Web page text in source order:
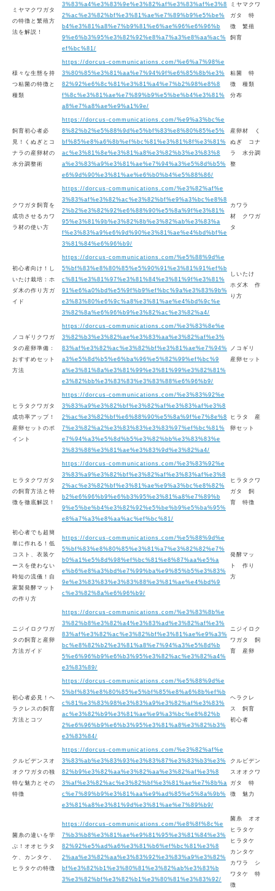
ミヤマクワガタ
の特徴と繁殖方
法を解説！
3%83%a4%e3%83%9e%e3%82%af%e3%83%af%e3%8
2%ac%e3%82%bf%e3%81%ae%e7%89%b9%e5%be%
b4%e3%81%a8%e7%b9%81%e6%ae%96%e6%96%b
9%e6%b3%95%e3%82%92%e8%a7%a3%e8%aa%ac%
ef%bc%81/
ミヤマクワ
ガタ 特
徴 繁殖
飼育
様々な生態を持
つ粘菌の特徴と
種類
https://dorcus-communications.com/%e6%a7%98%e
3%80%85%e3%81%aa%e7%94%9f%e6%85%8b%e3%
82%92%e6%8c%81%e3%81%a4%e7%b2%98%e8%8
f%8c%e3%81%ae%e7%89%b9%e5%be%b4%e3%81%
a8%e7%a8%ae%e9%a1%9e/
粘菌 特
徴 種類
分布
飼育初心者必
見！くぬぎとコ
ナラの産卵材の
水分調整術
https://dorcus-communications.com/%e9%a3%bc%e
8%82%b2%e5%88%9d%e5%bf%83%e8%80%85%e5%
bf%85%e8%a6%8b%ef%bc%81%e3%81%8f%e3%81%
ac%e3%81%8e%e3%81%a8%e3%82%b3%e3%83%8
a%e3%83%a9%e3%81%ae%e7%94%a3%e5%8d%b5%
e6%9d%90%e3%81%ae%e6%b0%b4%e5%88%86/
産卵材 く
ぬぎ コナ
ラ 水分調
整
クワガタ飼育を
成功させるカワ
ラ材の使い方
https://dorcus-communications.com/%e3%82%af%e
3%83%af%e3%82%ac%e3%82%bf%e9%a3%bc%e8%8
2%b2%e3%82%92%e6%88%90%e5%8a%9f%e3%81%
95%e3%81%9b%e3%82%8b%e3%82%ab%e3%83%a
f%e3%83%a9%e6%9d%90%e3%81%ae%e4%bd%bf%e
3%81%84%e6%96%b9/
カワラ
材 クワガ
タ
初心者向け！し
いたけ栽培：ホ
ダ木の作り方ガ
イド
https://dorcus-communications.com/%e5%88%9d%e
5%bf%83%e8%80%85%e5%90%91%e3%81%91%ef%b
c%81%e3%81%97%e3%81%84%e3%81%9f%e3%81%
91%e6%a0%bd%e5%9f%b9%ef%bc%9a%e3%83%9b%
e3%83%80%e6%9c%a8%e3%81%ae%e4%bd%9c%e
3%82%8a%e6%96%b9%e3%82%ac%e3%82%a4/
しいたけ
ホダ木 作
り方
ノコギリクワガ
タの産卵準備：
おすすめセット
方法
https://dorcus-communications.com/%e3%83%8e%e
3%82%b3%e3%82%ae%e3%83%aa%e3%82%af%e3%
83%af%e3%82%ac%e3%82%bf%e3%81%ae%e7%94%
a3%e5%8d%b5%e6%ba%96%e5%82%99%ef%bc%9
a%e3%81%8a%e3%81%99%e3%81%99%e3%82%81%
e3%82%bb%e3%83%83%e3%83%88%e6%96%b9/
ノコギリ
産卵セット
ヒラタクワガタ
成功率アップ！
産卵セットのポ
イント
https://dorcus-communications.com/%e3%83%92%e
3%83%a9%e3%82%bf%e3%82%af%e3%83%af%e3%8
2%ac%e3%82%bf%e6%88%90%e5%8a%9f%e7%8e%8
7%e3%82%a2%e3%83%83%e3%83%97%ef%bc%81%
e7%94%a3%e5%8d%b5%e3%82%bb%e3%83%83%e
3%83%88%e3%81%ae%e3%83%9d%e3%82%a4/
ヒラタ 産
卵セット
ヒラタクワガタ
の飼育方法と特
徴を徹底解説！
https://dorcus-communications.com/%e3%83%92%e
3%83%a9%e3%82%bf%e3%82%af%e3%83%af%e3%8
2%ac%e3%82%bf%e3%81%ae%e9%a3%bc%e8%82%
b2%e6%96%b9%e6%b3%95%e3%81%a8%e7%89%b
9%e5%be%b4%e3%82%92%e5%be%b9%e5%ba%95%
e8%a7%a3%e8%aa%ac%ef%bc%81/
ヒラタクワ
ガタ 飼
育 特徴
初心者でも超簡
単に作れる！低
コスト、衣装ケ
ースを使わない
時短の流儀！自
家製発酵マット
の作り方
https://dorcus-communications.com/%e5%88%9d%e
5%bf%83%e8%80%85%e3%81%a7%e3%82%82%e7%
b0%a1%e5%8d%98%ef%bc%81%e8%87%aa%e5%a
e%b6%e8%a3%bd%e7%99%ba%e9%85%b5%e3%83%
9e%e3%83%83%e3%83%88%e3%81%ae%e4%bd%9
c%e3%82%8a%e6%96%b9/
発酵マッ
ト 作り
方
ニジイロクワガ
タの飼育と産卵
方法ガイド
https://dorcus-communications.com/%e3%83%8b%e
3%82%b8%e3%82%a4%e3%83%ad%e3%82%af%e3%
83%af%e3%82%ac%e3%82%bf%e3%81%ae%e9%a3%
bc%e8%82%b2%e3%81%a8%e7%94%a3%e5%8d%b
5%e6%96%b9%e6%b3%95%e3%82%ac%e3%82%a4%
e3%83%89/
ニジイロク
ワガタ 飼
育 産卵
初心者必見！ヘ
ラクレスの飼育
方法とコツ
https://dorcus-communications.com/%e5%88%9d%e
5%bf%83%e8%80%85%e5%bf%85%e8%a6%8b%ef%b
c%81%e3%83%98%e3%83%a9%e3%82%af%e3%83%
ac%e3%82%b9%e3%81%ae%e9%a3%bc%e8%82%b
2%e6%96%b9%e6%b3%95%e3%81%a8%e3%82%b3%
e3%83%84/
ヘラクレ
ス 飼育
初心者
クルビデンスオ
オクワガタの独
特な魅力とその
特徴
https://dorcus-communications.com/%e3%82%af%e
3%83%ab%e3%83%93%e3%83%87%e3%83%b3%e3%
82%b9%e3%82%aa%e3%82%aa%e3%82%af%e3%8
3%af%e3%82%ac%e3%82%bf%e3%81%ae%e7%8b%a
c%e7%89%b9%e3%81%aa%e9%ad%85%e5%8a%9b%
e3%81%a8%e3%81%9d%e3%81%ae%e7%89%b9/
クルビデン
スオオクワ
ガタ 特
徴 魅力
菌糸の違いを学
ぶ！オオヒラタ
ケ、カンタケ、
ヒラタケの特徴
https://dorcus-communications.com/%e8%8f%8c%e
7%b3%b8%e3%81%ae%e9%81%95%e3%81%84%e3%
82%92%e5%ad%a6%e3%81%b6%ef%bc%81%e3%8
2%aa%e3%82%aa%e3%83%92%e3%83%a9%e3%82%
bf%e3%82%b1%e3%80%81%e3%82%ab%e3%83%b
3%e3%82%bf%e3%82%b1%e3%80%81%e3%83%92/
菌糸 オオ
ヒラタケ
ヒラタケ
カンタケ
カワラ シ
ワタケ 特
徴